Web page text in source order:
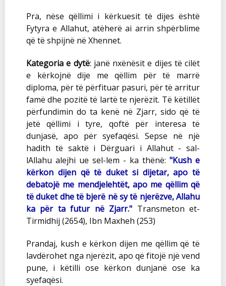
Pra, nëse qëllimi i kërkuesit të dijes është
Fytyra e Allahut, atëherë ai arrin shpërblime
që të shpijnë në Xhennet.
Kategoria e dytë: janë nxënësit e dijes të cilët
e kërkojnë dije me qëllim për të marrë
diploma, për të përfituar pasuri, për të arritur
famë dhe pozitë të lartë te njerëzit. Të këtillët
përfundimin do ta kenë në Zjarr, sido që të
jetë qëllimi i tyre, qoftë për interesa të
dunjasë, apo për syefaqësi. Sepse në një
hadith të saktë i Dërguari i Allahut - sal-
lAllahu alejhi ue sel-lem - ka thënë: "Kush e
kërkon dijen që të duket si dijetar, apo të
debatojë me mendjelehtët, apo me qëllim që
të duket dhe të bjerë në sy të njerëzve, Allahu
ka për ta futur në Zjarr." Transmeton et-
Tirmidhij (2654), Ibn Maxheh (253)
Prandaj, kush e kërkon dijen me qëllim që të
lavdërohet nga njerëzit, apo që fitojë një vend
pune, i këtilli ose kërkon dunjanë ose ka
syefaqësi.